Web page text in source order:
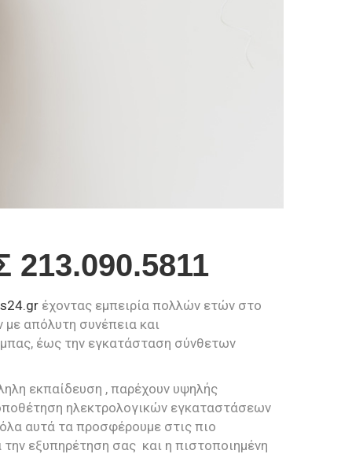
έχοντας εμπειρία πολλών ετών στο
απόλυτη συνέπεια και
έως την εγκατάσταση σύνθετων
εκπαίδευση , παρέχουν υψηλής
ηλεκτρολογικών εγκαταστάσεων
αυτά τα προσφέρουμε στις πιο
εξυπηρέτηση σας και η πιστοποιημένη